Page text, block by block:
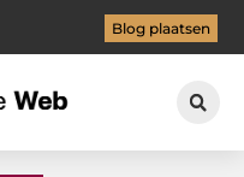
Blog plaatsen